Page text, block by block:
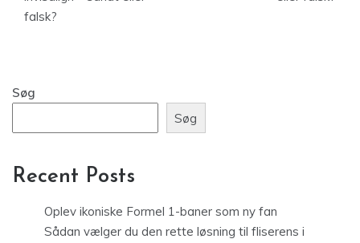
falsk?
Søg
Søg
Recent Posts
Oplev ikoniske Formel 1-baner som ny fan
Sådan vælger du den rette løsning til fliserens i